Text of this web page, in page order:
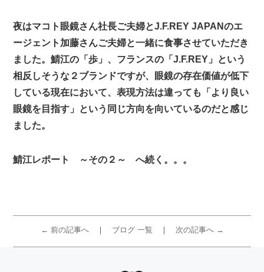
夜はマコト眼鏡さん社長ご夫婦とJ.F.REY JAPANのエ
ージェント加藤さんご夫婦と一緒に食事させていただき
ました。鯖江の「歩」、フランスの「J.F.REY」という
相反しそうな２ブランドですが、眼鏡の存在価値が低下
している現在において、表現方法は違っても「より良い
眼鏡を目指す」という同じ方向を向いているのだと感じ
ました。
鯖江レポート ～その２～ へ続く。。。
← 前の記事へ ブログ 一覧 次の記事へ →